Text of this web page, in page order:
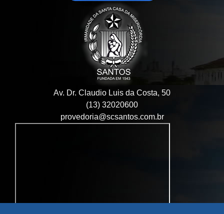
Av. Dr. Claudio Luis da Costa, 50
(13) 32020600
provedoria@scsantos.com.br